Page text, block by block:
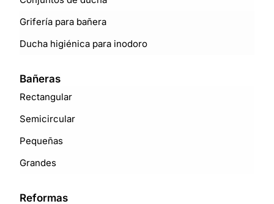
Grifería para bañera
Ducha higiénica para inodoro
Bañeras
Rectangular
Semicircular
Pequeñas
Grandes
Reformas